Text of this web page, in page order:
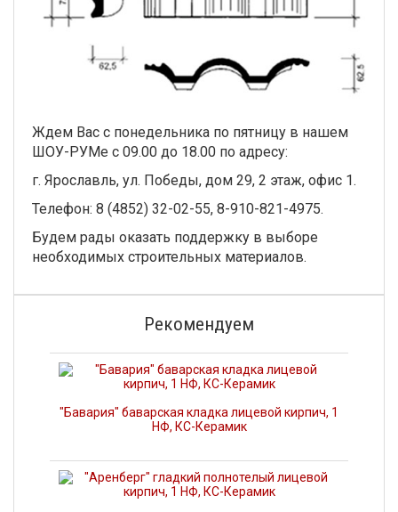
Ждем Вас с понедельника по пятницу в нашем
ШОУ-РУМе с 09.00 до 18.00 по адресу:
г. Ярославль, ул. Победы, дом 29, 2 этаж, офис 1.
Телефон: 8 (4852) 32-02-55, 8-910-821-4975.
Будем рады оказать поддержку в выборе
необходимых строительных материалов.
Рекомендуем
"Бавария" баварская кладка лицевой кирпич, 1
НФ, КС-Керамик